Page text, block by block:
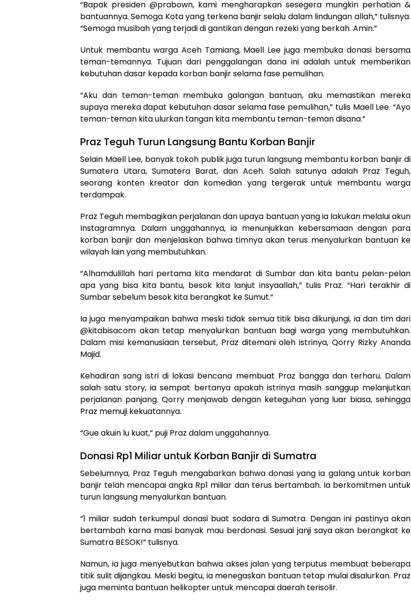
“Bapak presiden @prabown, kami mengharapkan sesegera mungkin perhatian &
bantuannya. Semoga Kota yang terkena banjir selalu dalam lindungan allah,” tulisnya.
“Semoga musibah yang terjadi di gantikan dengan rezeki yang berkah. Amin.”
Untuk membantu warga Aceh Tamiang, Maell Lee juga membuka donasi bersama
teman-temannya. Tujuan dari penggalangan dana ini adalah untuk memberikan
kebutuhan dasar kepada korban banjir selama fase pemulihan.
“Aku dan teman-teman membuka galangan bantuan, aku memastikan mereka
supaya mereka dapat kebutuhan dasar selama fase pemulihan,” tulis Maell Lee. “Ayo
teman-teman kita ulurkan tangan kita membantu teman-teman disana.”
Praz Teguh Turun Langsung Bantu Korban Banjir
Selain Maell Lee, banyak tokoh publik juga turun langsung membantu korban banjir di
Sumatera Utara, Sumatera Barat, dan Aceh. Salah satunya adalah Praz Teguh,
seorang konten kreator dan komedian yang tergerak untuk membantu warga
terdampak.
Praz Teguh membagikan perjalanan dan upaya bantuan yang ia lakukan melalui akun
Instagramnya. Dalam unggahannya, ia menunjukkan kebersamaan dengan para
korban banjir dan menjelaskan bahwa timnya akan terus menyalurkan bantuan ke
wilayah lain yang membutuhkan.
“Alhamdulillah hari pertama kita mendarat di Sumbar dan kita bantu pelan-pelan
apa yang bisa kita bantu, besok kita lanjut insyaallah,” tulis Praz. “Hari terakhir di
Sumbar sebelum besok kita berangkat ke Sumut.”
Ia juga menyampaikan bahwa meski tidak semua titik bisa dikunjungi, ia dan tim dari
@kitabisacom akan tetap menyalurkan bantuan bagi warga yang membutuhkan.
Dalam misi kemanusiaan tersebut, Praz ditemani oleh istrinya, Qorry Rizky Ananda
Majid.
Kehadiran sang istri di lokasi bencana membuat Praz bangga dan terharu. Dalam
salah satu story, ia sempat bertanya apakah istrinya masih sanggup melanjutkan
perjalanan panjang. Qorry menjawab dengan keteguhan yang luar biasa, sehingga
Praz memuji kekuatannya.
“Gue akuin lu kuat,” puji Praz dalam unggahannya.
Donasi Rp1 Miliar untuk Korban Banjir di Sumatra
Sebelumnya, Praz Teguh mengabarkan bahwa donasi yang ia galang untuk korban
banjir telah mencapai angka Rp1 miliar dan terus bertambah. Ia berkomitmen untuk
turun langsung menyalurkan bantuan.
“1 miliar sudah terkumpul donasi buat sodara di Sumatra. Dengan ini pastinya akan
bertambah karna masi banyak mau berdonasi. Sesuai janji saya akan berangkat ke
Sumatra BESOK!” tulisnya.
Namun, ia juga menyebutkan bahwa akses jalan yang terputus membuat beberapa
titik sulit dijangkau. Meski begitu, ia menegaskan bantuan tetap mulai disalurkan. Praz
juga meminta bantuan helikopter untuk mencapai daerah terisolir.